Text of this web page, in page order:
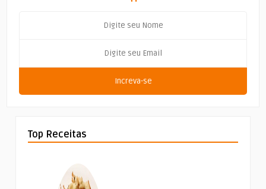
Increva-se
Top Receitas